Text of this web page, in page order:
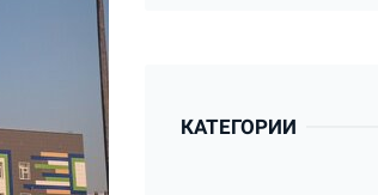
КАТЕГОРИИ